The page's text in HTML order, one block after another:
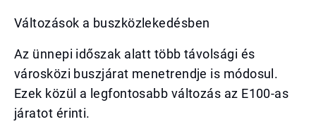
Változások a buszközlekedésben
Az ünnepi időszak alatt több távolsági és
városközi buszjárat menetrendje is módosul.
Ezek közül a legfontosabb változás az E100-as
járatot érinti.